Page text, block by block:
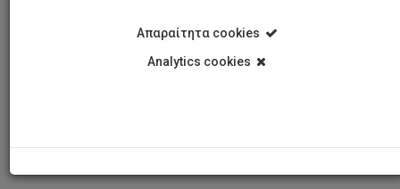
Απαραίτητα cookies
Analytics cookies